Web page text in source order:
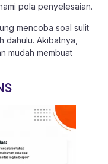
pola penyelesaian.
mencoba soal sulit
dahulu. Akibatnya,
mudah membuat